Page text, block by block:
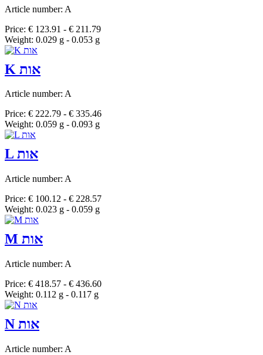
Article number: A
Price: € 123.91 - € 211.79
Weight: 0.029 g - 0.053 g
K אות
Article number: A
Price: € 222.79 - € 335.46
Weight: 0.059 g - 0.093 g
L אות
Article number: A
Price: € 100.12 - € 228.57
Weight: 0.023 g - 0.059 g
M אות
Article number: A
Price: € 418.57 - € 436.60
Weight: 0.112 g - 0.117 g
N אות
Article number: A